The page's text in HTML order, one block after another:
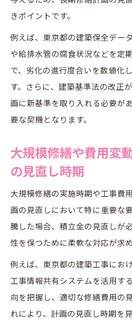
きポイントです。
例えば、東京都の建築保全デー
や給排水管の腐食状況などを定
で、劣化の進行度合いを数値化
す。さらに、建築基準法の改正
画に新基準を取り入れる必要が
要な契機となります。
大規模修繕や費用変
の見直し時期
大規模修繕の実施時期や工事費
画の見直しにおいて特に重要な
騰した場合、積立金の見直しが
性を保つために柔軟な対応が求め
例えば、東京都の建築工事にお
工事情報共有システムを活用す
向を把握し、適切な修繕費用の
れにより、計画の見直し時期を